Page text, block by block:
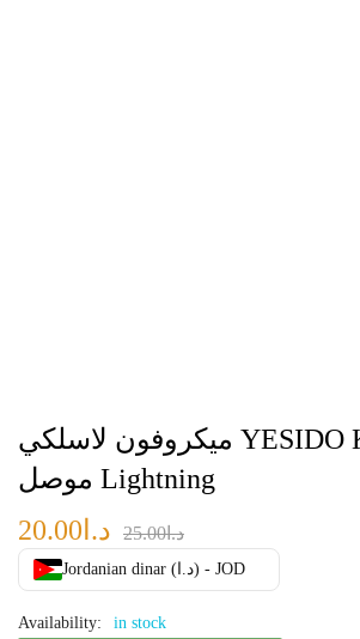
ميكروفون لاسلكي YESIDO KR12 مع
موصل Lightning
د.ا25.00 د.ا 20.00
Jordanian dinar (د.ا) - JOD
Availability: in stock